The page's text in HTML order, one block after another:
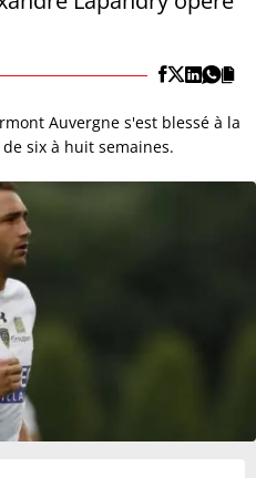
Auvergne s'est blessé à la
six à huit semaines.